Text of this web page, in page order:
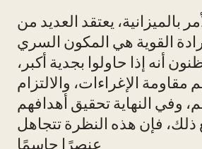
بالميزانية، يعتقد العديد من
القوية هي المكون السري
أنه إذا حاولوا بجدية أكبر،
مقاومة الإغراءات، والالتزام
وفي النهاية تحقيق أهدافهم
ذلك، فإن هذه النظرة تتجاهل
عنصرًا حاسمًا